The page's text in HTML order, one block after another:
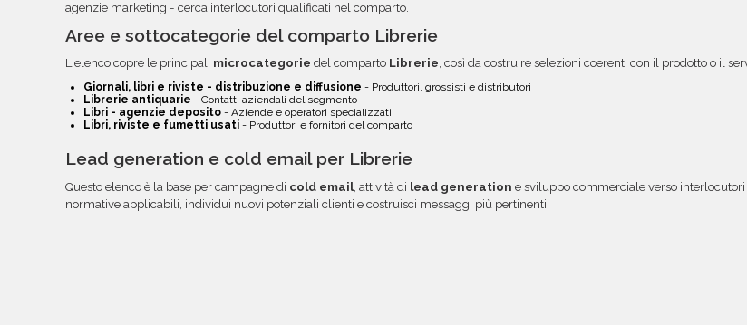
agenzie marketing - cerca interlocutori qualificati nel comparto.
Aree e sottocategorie del comparto Librerie
L'elenco copre le principali microcategorie del comparto Librerie, così da costruire selezioni coerenti con il prodotto o il
Giornali, libri e riviste - distribuzione e diffusione - Produttori, grossisti e distributori
Librerie antiquarie - Contatti aziendali del segmento
Libri - agenzie deposito - Aziende e operatori specializzati
Libri, riviste e fumetti usati - Produttori e fornitori del comparto
Lead generation e cold email per Librerie
Questo elenco è la base per campagne di cold email, attività di lead generation e sviluppo commerciale verso
normative applicabili, individui nuovi potenziali clienti e costruisci messaggi più pertinenti.